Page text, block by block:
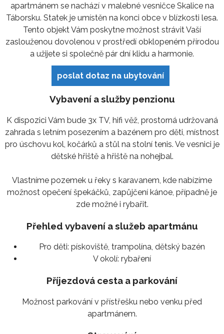
apartmánem se nachází v malebné vesničce Skalice na
Táborsku. Statek je umístěn na konci obce v blízkosti lesa.
Tento objekt Vám poskytne možnost strávit Vaší
zaslouženou dovolenou v prostředí obklopeném přírodou
a užijete si společně pár dní klidu a harmonie.
poslat dotaz na ubytování
Vybavení a služby penzionu
K dispozici Vám bude 3x TV, hifi věž, prostorná udržovaná
zahrada s letním posezením a bazénem pro děti, místnost
pro úschovu kol, kočárků a stůl na stolní tenis. Ve vesnici je
dětské hřiště a hřiště na nohejbal.
Vlastníme pozemek u řeky s karavanem, kde nabízíme
možnost opečení špekáčků, zapůjčení kánoe, případně je
zde možné i rybařit.
Přehled vybavení a služeb apartmánu
Pro děti: pískoviště, trampolína, dětský bazén
V okolí: rybaření
Příjezdová cesta a parkování
Možnost parkování v přístřešku nebo venku před
apartmánem.